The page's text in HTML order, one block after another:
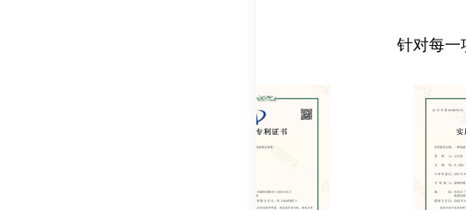
通过上述检测，可系统性评估
针对每一